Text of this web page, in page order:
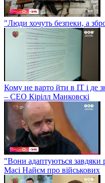
"Люди хочуть безпеки, а
Кому не варто йти в IT і де
– СЕО Кірілл Манковскі
"Вони адаптуються завдяки
Масі Найєм про військових